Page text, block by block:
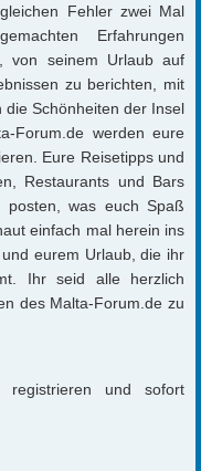
Fehler zwei Mal
Erfahrungen
von seinem Urlaub auf
zu berichten, mit
Schönheiten der Insel
Forum.de werden eure
Eure Reisetipps und
Restaurants und Bars
was euch Spaß
einfach mal herein ins
eurem Urlaub, die ihr
Ihr seid alle herzlich
des Malta-Forum.de zu
registrieren und sofort